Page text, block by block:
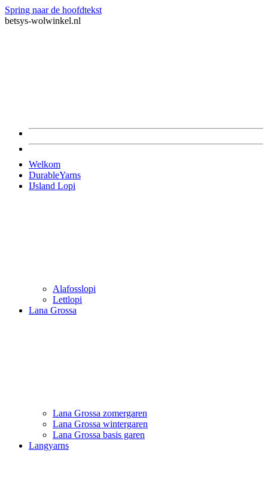
Spring naar de hoofdtekst
betsys-wolwinkel.nl
Welkom
DurableYarns
IJsland Lopi
Alafosslopi
Lettlopi
Lana Grossa
Lana Grossa zomergaren
Lana Grossa wintergaren
Lana Grossa basis garen
Langyarns